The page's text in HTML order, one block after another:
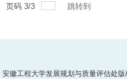
项目管理
页码 3/3 跳转到
安徽工程大学发展规划与质量评估处